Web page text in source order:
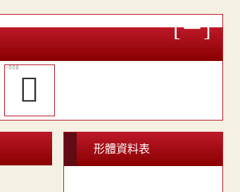
󶌕
形體資料表